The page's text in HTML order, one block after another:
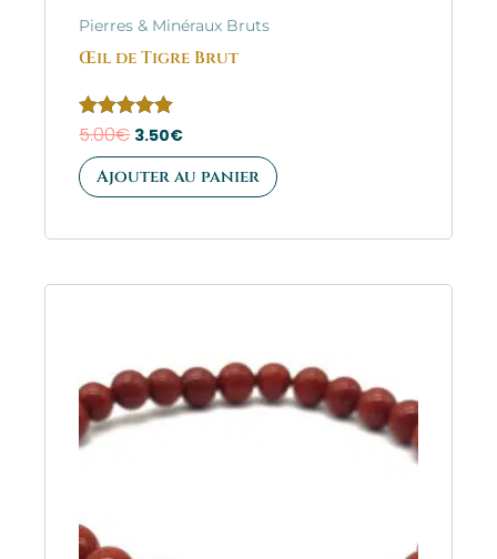
Pierres & Minéraux Bruts
Œil de Tigre Brut
Note
sur 5
5.00€ 3.50€
Ajouter au panier